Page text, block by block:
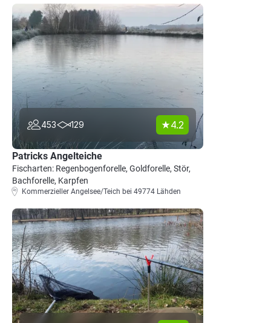
453 129 4.2
Patricks Angelteiche
Fischarten: Regenbogenforelle, Goldforelle, Stör,
Bachforelle, Karpfen
Kommerzieller Angelsee/Teich bei 49774 Lähden